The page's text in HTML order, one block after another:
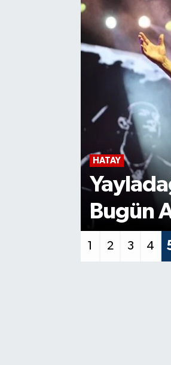
GÜNDEM
Gece
da
1 2 3 4